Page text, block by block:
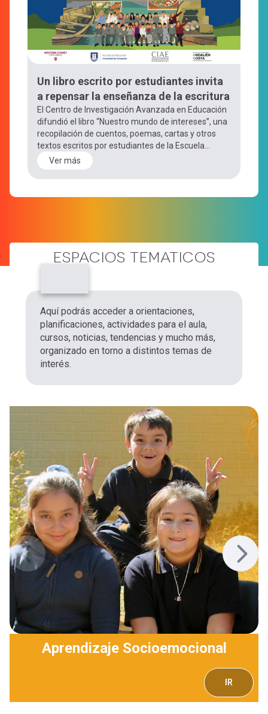
Un libro escrito por estudiantes invita
a repensar la enseñanza de la escritura
El Centro de Investigación Avanzada en Educación
difundió el libro “Nuestro mundo de intereses”, una
recopilación de cuentos, poemas, cartas y otros
textos escritos por estudiantes de la Escuela...
Ver más
ESPACIOS TEMATICOS
Aquí podrás acceder a orientaciones,
planificaciones, actividades para el aula,
cursos, noticias, tendencias y mucho más,
organizado en torno a distintos temas de
interés.
Aprendizaje Socioemocional
IR